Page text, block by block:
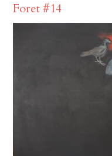
Foret #14